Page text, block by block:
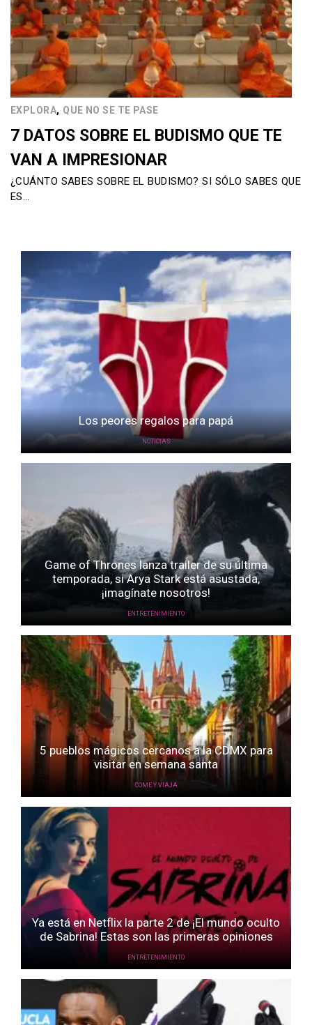
EXPLORA, QUE NO SE TE PASE
7 DATOS SOBRE EL BUDISMO QUE TE
VAN A IMPRESIONAR
¿CUÁNTO SABES SOBRE EL BUDISMO? SI SÓLO SABES QUE
ES…
Los peores regalos para papá
NOTICIAS
Game of Thrones lanza trailer de su última
temporada, si Arya Stark está asustada,
¡imagínate nosotros!
ENTRETENIMIENTO
5 pueblos mágicos cercanos a la CDMX para
visitar en semana santa
COME Y VIAJA
Ya está en Netflix la parte 2 de ¡El mundo oculto
de Sabrina! Estas son las primeras opiniones
ENTRETENIMIENTO